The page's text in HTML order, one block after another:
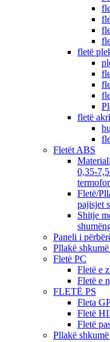
fletë
fletë
Fletët ABS
0,35-
Fletë/
pajisjet
Shitje
Paneli i
Pllakë
Fletë PC
Fletë e
Fletë e
FLETË PS
Fleta
Fletë
Fletë
Pllakë